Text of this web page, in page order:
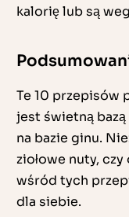
kalorię lub są
Te 10 przepisów
jest świetną
na bazie ginu.
ziołowe nuty,
wśród tych
dla siebie.